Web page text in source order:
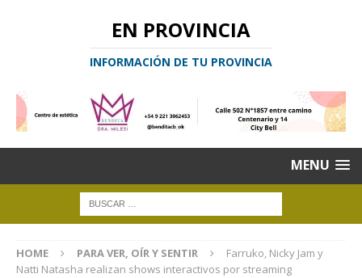
EN PROVINCIA
INFORMACIÓN DE TU PROVINCIA
MENU
HOME PARA VER, OÍR Y SENTIR
Farruko, Nicky Jam y
Natti Natasha realizan shows interactivos por streaming